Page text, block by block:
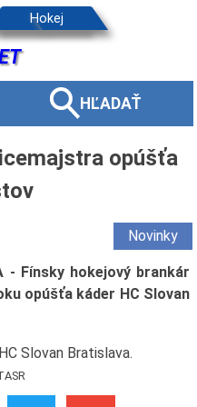
HĽADAŤ
opúšťa
Novinky
- Fínsky hokejový brankár
opúšťa káder HC Slovan